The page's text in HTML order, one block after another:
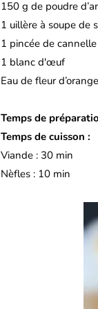
150 g de poudre
1 uillère à soupe de
1 pincée de
1 blanc d'œuf
Eau de fleur
Temps de
Temps de cuisson :
Viande : 30 min
Nèfles : 10 min